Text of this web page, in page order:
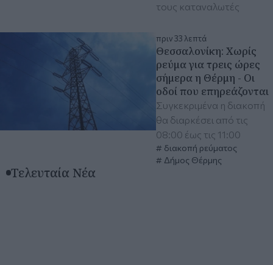
τους καταναλωτές
πριν 33 λεπτά
Θεσσαλονίκη: Χωρίς
ρεύμα για τρεις ώρες
σήμερα η Θέρμη - Οι
οδοί που επηρεάζονται
Συγκεκριμένα η διακοπή
θα διαρκέσει από τις
08:00 έως τις 11:00
διακοπή ρεύματος
Δήμος Θέρμης
Τελευταία Νέα